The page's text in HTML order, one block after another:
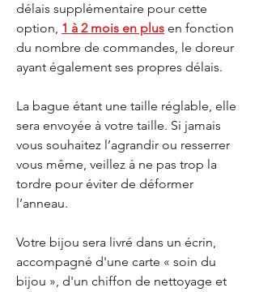
délais supplémentaire pour cette
option, 1 à 2 mois en plus en fonction
du nombre de commandes, le doreur
ayant également ses propres délais.
La bague étant une taille réglable, elle
sera envoyée à votre taille. Si jamais
vous souhaitez l’agrandir ou resserrer
vous même, veillez à ne pas trop la
tordre pour éviter de déformer
l’anneau.
Votre bijou sera livré dans un écrin,
accompagné d'une carte « soin du
bijou », d'un chiffon de nettoyage et